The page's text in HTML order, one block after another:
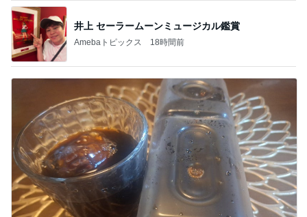
井上 セーラームーンミュージカル鑑賞
Amebaトピックス 18時間前